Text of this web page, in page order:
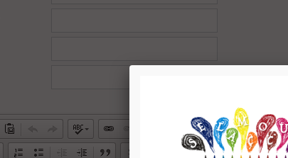
Styles Format